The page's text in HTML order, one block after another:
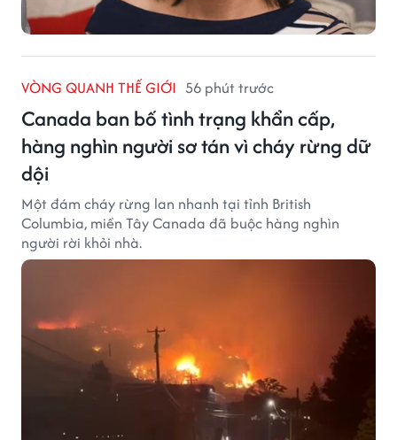
VÒNG QUANH THẾ GIỚI 56 phút trước
Canada ban bố tình trạng khẩn cấp,
hàng nghìn người sơ tán vì cháy rừng dữ
dội
Một đám cháy rừng lan nhanh tại tỉnh British
Columbia, miền Tây Canada đã buộc hàng nghìn
người rời khỏi nhà.